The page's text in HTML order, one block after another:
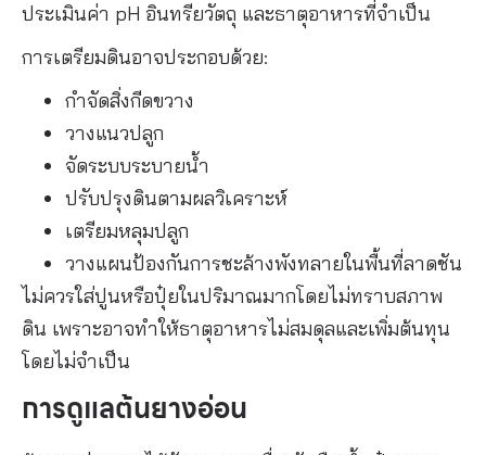
ประเมินค่า pH อินทรียวัตถุ และธาตุอาหารที่จำเป็น
การเตรียมดินอาจประกอบด้วย:
กำจัดสิ่งกีดขวาง
วางแนวปลูก
จัดระบบระบายน้ำ
ปรับปรุงดินตามผลวิเคราะห์
เตรียมหลุมปลูก
วางแผนป้องกันการชะล้างพังทลายในพื้นที่ลาดชัน
ไม่ควรใส่ปูนหรือปุ๋ยในปริมาณมากโดยไม่ทราบสภาพ
ดิน เพราะอาจทำให้ธาตุอาหารไม่สมดุลและเพิ่มต้นทุน
โดยไม่จำเป็น
การดูแลต้นยางอ่อน